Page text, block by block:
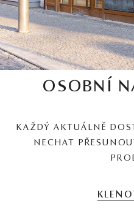
OSOBNÍ
KAŽDÝ AKTUÁLNĚ
NECHAT